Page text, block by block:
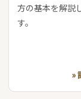
方の基本を解説
す。
»